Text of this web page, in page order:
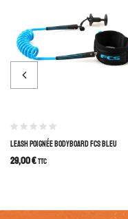
LEASH POIGNÉE BODYBOARD FCS BLEU
29,00€TTC